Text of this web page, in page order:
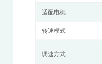
适配电机
转速模式
调速方式